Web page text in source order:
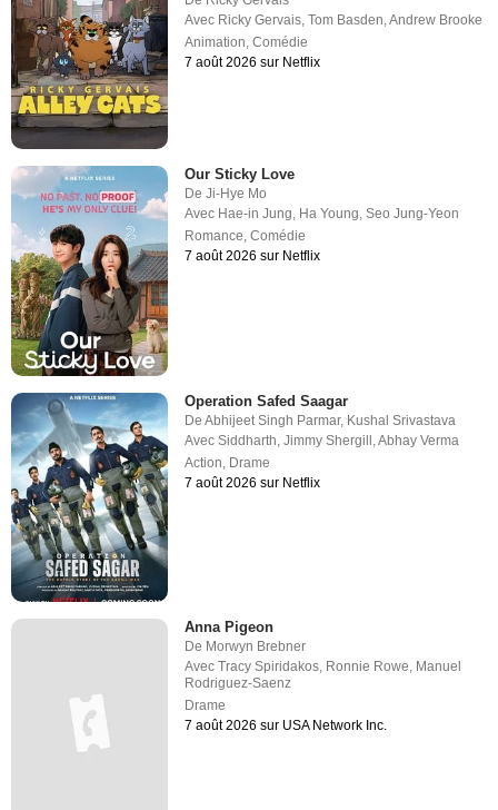
Avec Ricky Gervais,Tom Basden,Andrew Brooke
Animation,Comédie
7 août 2026 sur Netflix
Our Sticky Love
DeJi-Hye Mo
Avec Hae-in Jung, Ha Young,Seo Jung-Yeon
Romance,Comédie
7 août 2026 sur Netflix
Operation Safed Saagar
DeAbhijeet Singh Parmar, Kushal Srivastava
AvecSiddharth ,Jimmy Shergill ,Abhay Verma
Action Drame
7 août 2026 sur Netflix
Anna Pigeon
De Morwyn Brebner
AvecTracy Spiridakos, Ronnie Rowe, Manuel
Rodriguez-Saenz
Drame
7 août 2026 sur USA Network Inc.